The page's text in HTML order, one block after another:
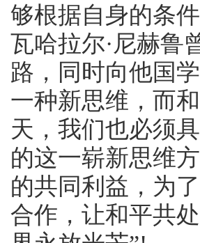
够根据自身的条
瓦哈拉尔·尼赫鲁
路，同时向他国
一种新思维，而
天，我们也必须
的这一崭新思维
的共同利益，为
合作，让和平共